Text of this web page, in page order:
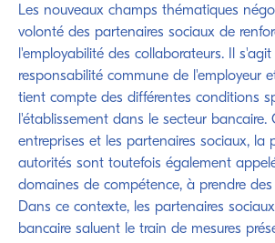
Les nouveaux champs thématiques
volonté des partenaires sociaux de
l'employabilité des collaborateurs. Il s'agit
responsabilité commune de l'employeur
tient compte des différentes conditions
l'établissement dans le secteur bancaire.
entreprises et les partenaires sociaux, la
autorités sont toutefois également
domaines de compétence, à prendre des
Dans ce contexte, les partenaires
bancaire saluent le train de mesures